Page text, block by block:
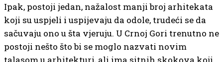
Ipak, postoji jedan, nažalost manji broj arhitekata
koji su uspjeli i uspijevaju da odole, trudeći se da
sačuvaju ono u šta vjeruju. U Crnoj Gori trenutno ne
postoji nešto što bi se moglo nazvati novim